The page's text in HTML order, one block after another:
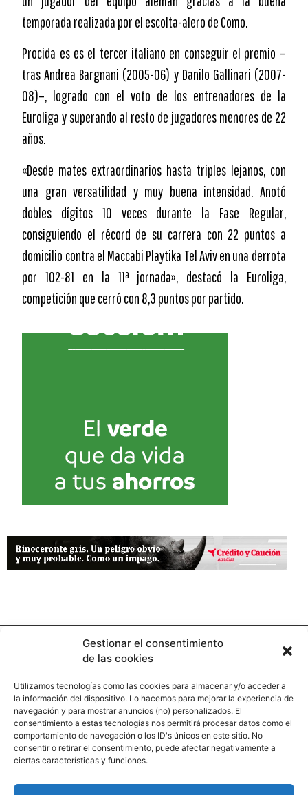
Gestionar el consentimiento
de las cookies
Utilizamos tecnologías como las cookies para almacenar y/o acceder a
la información del dispositivo. Lo hacemos para mejorar la experiencia de
navegación y para mostrar anuncios (no) personalizados. El
consentimiento a estas tecnologías nos permitirá procesar datos como el
comportamiento de navegación o los ID's únicos en este sitio. No
consentir o retirar el consentimiento, puede afectar negativamente a
ciertas características y funciones.
temporada realizada por el escolta-alero de Como.
Procida es es el tercer italiano en conseguir el premio –
tras Andrea Bargnani (2005-06) y Danilo Gallinari (2007-
08)–, logrado con el voto de los entrenadores de la
Euroliga y superando al resto de jugadores menores de 22
años.
«Desde mates extraordinarios hasta triples lejanos, con
una gran versatilidad y muy buena intensidad. Anotó
dobles dígitos 10 veces durante la Fase Regular,
consiguiendo el récord de su carrera con 22 puntos a
domicilio contra el Maccabi Playtika Tel Aviv en una derrota
por 102-81 en la 11ª jornada», destacó la Euroliga,
competición que cerró con 8,3 puntos por partido.
Contacto
Calle Pinar, 5, 28006 Madrid
+34 91 745 58 38